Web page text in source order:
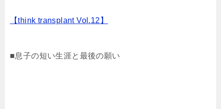
【think transplant Vol.12】
■息子の短い生涯と最後の願い